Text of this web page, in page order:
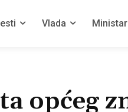
Vlada
općeg